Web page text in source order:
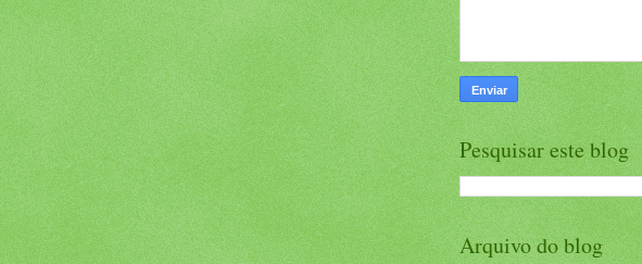
Pesquisar este blog
Arquivo do blog